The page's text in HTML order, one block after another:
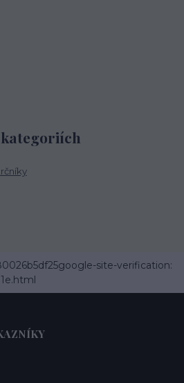
kategoriích
site-verification: